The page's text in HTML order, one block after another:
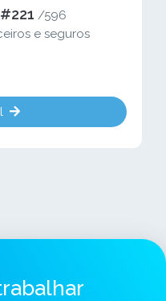
#221 /596
e seguros